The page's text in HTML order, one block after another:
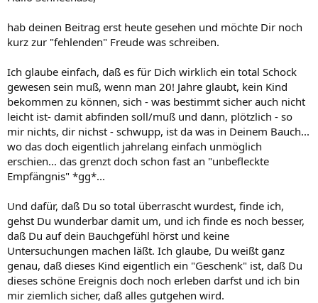
hab deinen Beitrag erst heute gesehen und möchte Dir noch
kurz zur "fehlenden" Freude was schreiben.
Ich glaube einfach, daß es für Dich wirklich ein total Schock
gewesen sein muß, wenn man 20! Jahre glaubt, kein Kind
bekommen zu können, sich - was bestimmt sicher auch nicht
leicht ist- damit abfinden soll/muß und dann, plötzlich - so
mir nichts, dir nichst - schwupp, ist da was in Deinem Bauch...
wo das doch eigentlich jahrelang einfach unmöglich
erschien... das grenzt doch schon fast an "unbefleckte
Empfängnis" *gg*...
Und dafür, daß Du so total überrascht wurdest, finde ich,
gehst Du wunderbar damit um, und ich finde es noch besser,
daß Du auf dein Bauchgefühl hörst und keine
Untersuchungen machen läßt. Ich glaube, Du weißt ganz
genau, daß dieses Kind eigentlich ein "Geschenk" ist, daß Du
dieses schöne Ereignis doch noch erleben darfst und ich bin
mir ziemlich sicher, daß alles gutgehen wird.